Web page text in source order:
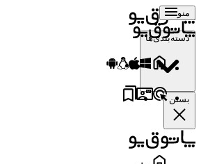
منو
دسته‌بندی‌ها
بستن